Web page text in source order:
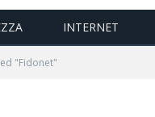
INTERNET
"Fidonet"